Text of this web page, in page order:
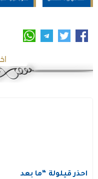
احذر قيلولة “ما بعد